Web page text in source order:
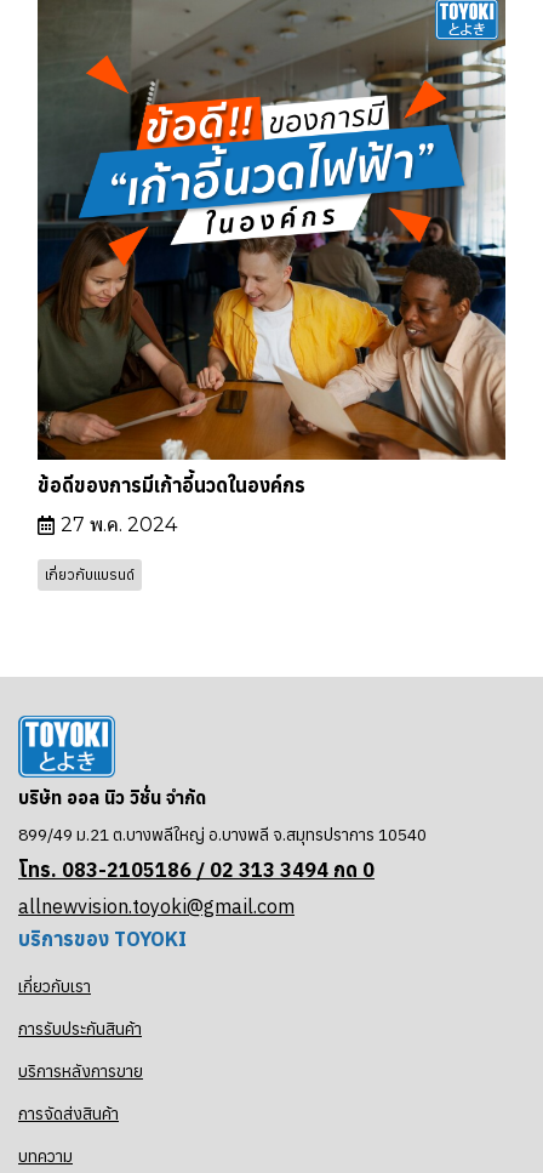
ข้อดีของการมีเก้าอี้นวดในองค์กร
27 พ.ค. 2024
เกี่ยวกับแบรนด์
บริษัท ออล นิว วิชั่น จำกัด
899/49 ม.21 ต.บางพลีใหญ่ อ.บางพลี จ.สมุทรปราการ 10540
โทร. 083-2105186 / 02 313 3494 กด 0
allnewvision.toyoki@gmail.com
บริการของ TOYOKI
เกี่ยวกับเรา
การรับประกันสินค้า
บริการหลังการขาย
การจัดส่งสินค้า
บทความ